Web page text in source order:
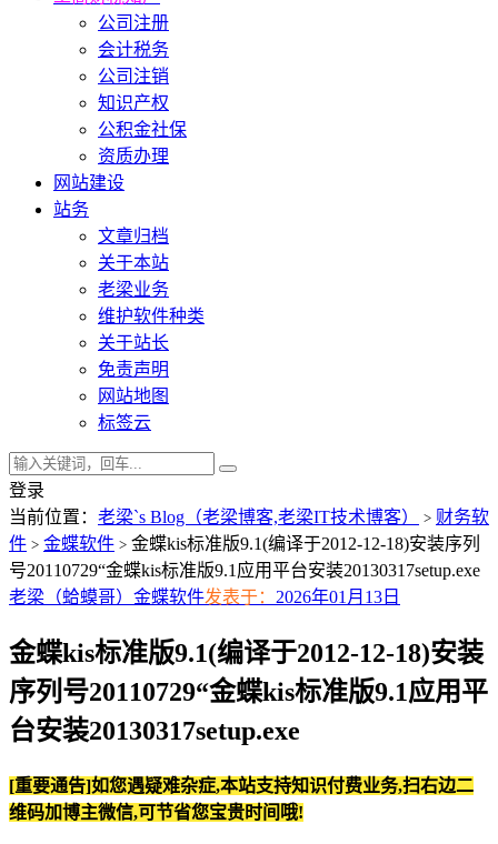
公司注册
会计税务
公司注销
知识产权
公积金社保
资质办理
网站建设
站务
文章归档
关于本站
老梁业务
维护软件种类
关于站长
免责声明
网站地图
标签云
登录
当前位置： 老梁`s Blog（老梁博客,老梁IT技术博客） > 财务软
件 > 金蝶软件 > 金蝶kis标准版9.1(编译于2012-12-18)安装序列
号20110729“金蝶kis标准版9.1应用平台安装20130317setup.exe
老梁（蛤蟆哥） 金蝶软件发表于： 2026年01月13日
金蝶kis标准版9.1(编译于2012-12-18)安装
序列号20110729“金蝶kis标准版9.1应用平
台安装20130317setup.exe
[重要通告]如您遇疑难杂症,本站支持知识付费业务,扫右边二
维码加博主微信,可节省您宝贵时间哦!